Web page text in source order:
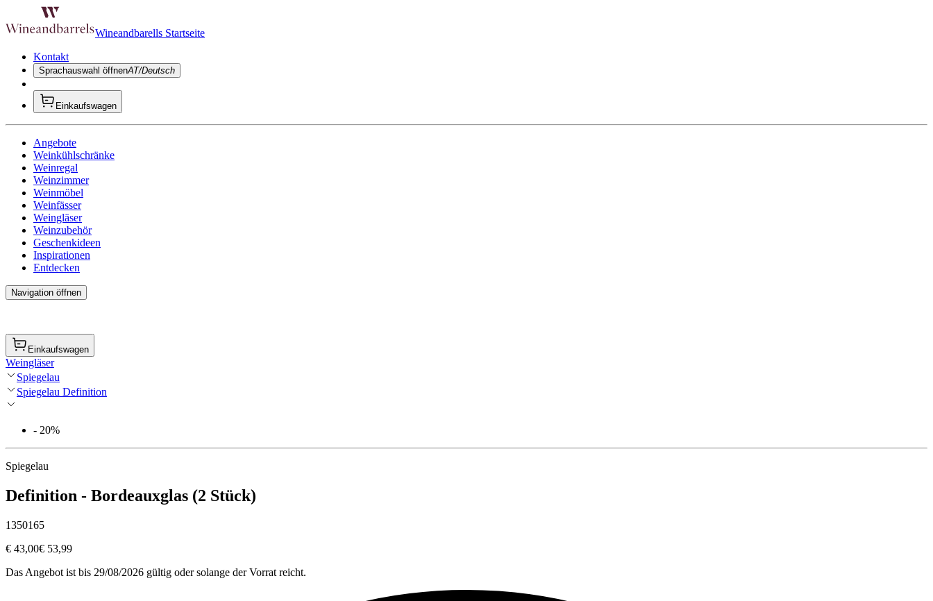
Wineandbarells Startseite
Kontakt
Sprachauswahl öffnenAT/Deutsch
Einkaufswagen
Angebote
Weinkühlschränke
Weinregal
Weinzimmer
Weinmöbel
Weinfässer
Weingläser
Weinzubehör
Geschenkideen
Inspirationen
Entdecken
Navigation öffnen
Einkaufswagen
Weingläser
Spiegelau
Spiegelau Definition
- 20%
Spiegelau
Definition - Bordeauxglas (2 Stück)
1350165
€ 43,00€ 53,99
Das Angebot ist bis 29/08/2026 gültig oder solange der Vorrat reicht.